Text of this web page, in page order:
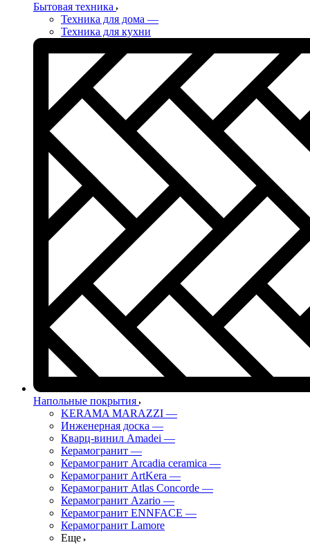
Бытовая техника
Техника для дома —
Техника для кухни
Напольные покрытия
KERAMA MARAZZI —
Инженерная доска —
Кварц-винил Amadei —
Керамогранит —
Керамогранит Arcadia ceramica —
Керамогранит ArtKera —
Керамогранит Atlas Concorde —
Керамогранит Azario —
Керамогранит ENNFACE —
Керамогранит Lamore
Еще